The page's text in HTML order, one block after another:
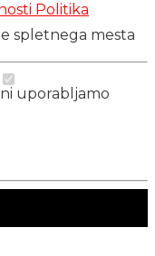
Politika
spletnega mesta
uporabljamo